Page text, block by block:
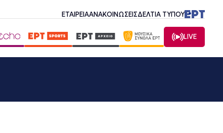
ΕΤΑΙΡΕΙΑΑΝΑΚΟΙΝΩΣΕΙΣΔΕΛΤΙΑ ΤΥΠΟΥ
LIVE